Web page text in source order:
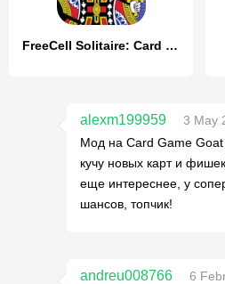
FreeCell Solitaire: Card Games
alexm199959
3 May
Мод на Card Game
кучу новых карт и
еще интереснее, у
шансов, топчик!
andreu008766
6